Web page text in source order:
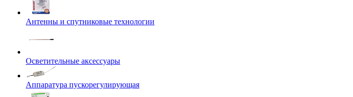
Антенны и спутниковые технологии
Осветительные аксессуары
Аппаратура пускорегулирующая